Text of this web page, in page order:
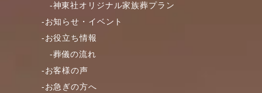
-神東社オリジナル家族葬プラン
-お知らせ・イベント
-お役立ち情報
-葬儀の流れ
-お客様の声
-お急ぎの方へ